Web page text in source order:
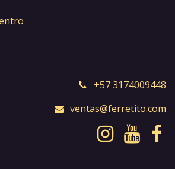
+57 3174009448
ventas@ferretito.com